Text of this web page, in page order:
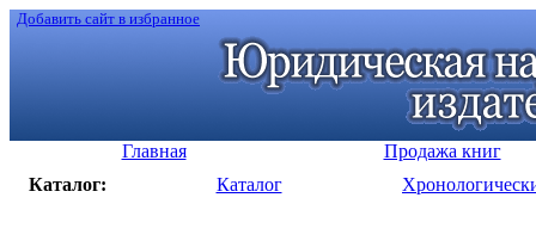
Добавить сайт в избранное
Главная
Продажа книг
Каталог:
Каталог